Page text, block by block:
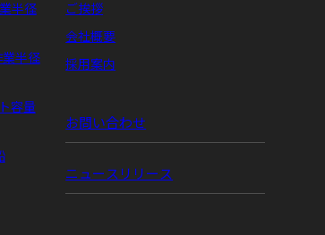
半径
半径
容量
ご挨拶
会社概要
採用案内
お問い合わせ
ニュースリリース